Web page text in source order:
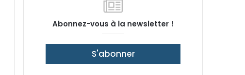
Abonnez-vous à la newsletter !
S'abonner